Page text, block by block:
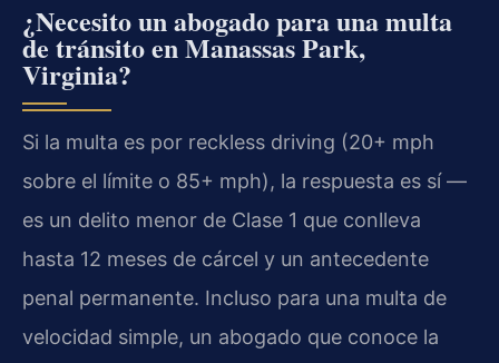
¿Necesito un abogado para una multa
de tránsito en Manassas Park,
Virginia?
Si la multa es por reckless driving (20+ mph
sobre el límite o 85+ mph), la respuesta es sí —
es un delito menor de Clase 1 que conlleva
hasta 12 meses de cárcel y un antecedente
penal permanente. Incluso para una multa de
velocidad simple, un abogado que conoce la